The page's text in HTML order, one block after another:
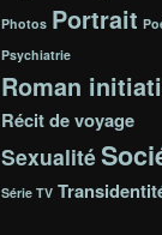
Photos Portrait
Psychiatrie
Roman
Récit de voyage
Sexualité
Série TV